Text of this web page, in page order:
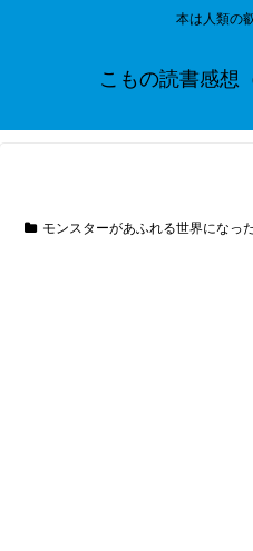
本は人類の
こもの読書感想
モンスターがあふれる世界になっ